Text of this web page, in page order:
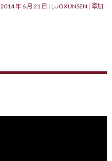
2014 年 6 月 21 日 LUOXUNSEN 添加